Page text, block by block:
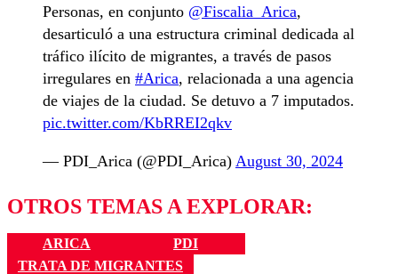
Personas, en conjunto @Fiscalia_Arica,
desarticuló a una estructura criminal dedicada al
tráfico ilícito de migrantes, a través de pasos
irregulares en #Arica, relacionada a una agencia
de viajes de la ciudad. Se detuvo a 7 imputados.
pic.twitter.com/KbRREI2qkv
— PDI_Arica (@PDI_Arica) August 30, 2024
OTROS TEMAS A EXPLORAR:
ARICA
PDI
TRATA DE MIGRANTES